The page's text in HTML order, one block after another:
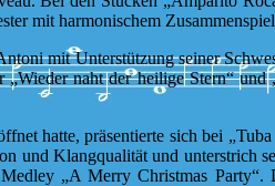
mit harmonischem
mit Unterstützung seiner
naht der heilige Stern“
hatte, präsentierte sich bei
und Klangqualität und unterstrich
„A Merry Christmas Party“.